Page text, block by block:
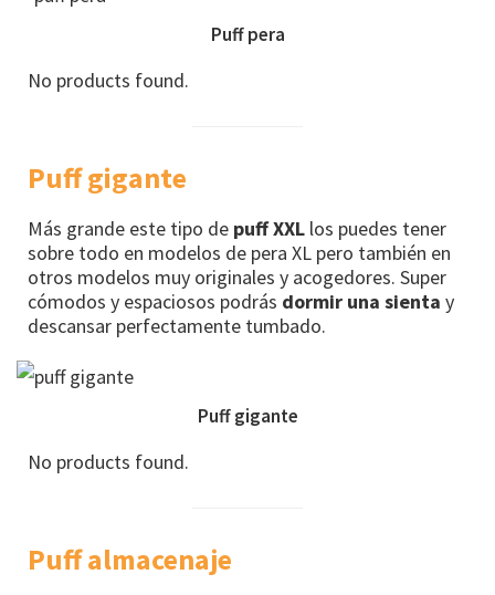
Puff pera
No products found.
Puff gigante
Más grande este tipo de puff XXL los puedes tener
sobre todo en modelos de pera XL pero también en
otros modelos muy originales y acogedores. Super
cómodos y espaciosos podrás dormir una sienta y
descansar perfectamente tumbado.
Puff gigante
No products found.
Puff almacenaje